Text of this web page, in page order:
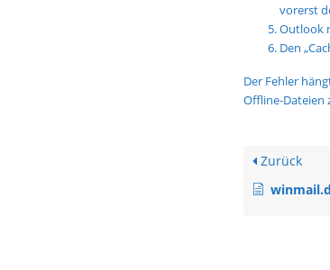
vorerst
Outlook
Den
Der Fehler
Offline-Dateien
Zurück